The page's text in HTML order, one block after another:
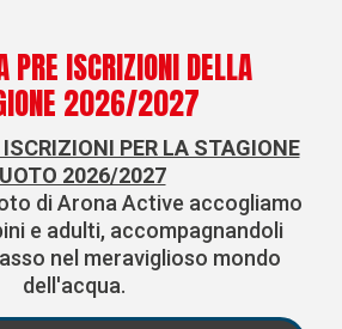
PRE ISCRIZIONI DELLA
2026/2027
ISCRIZIONI PER LA STAGIONE
2026/2027
di Arona Active accogliamo
e adulti, accompagnandoli
nel meraviglioso mondo
dell'acqua.